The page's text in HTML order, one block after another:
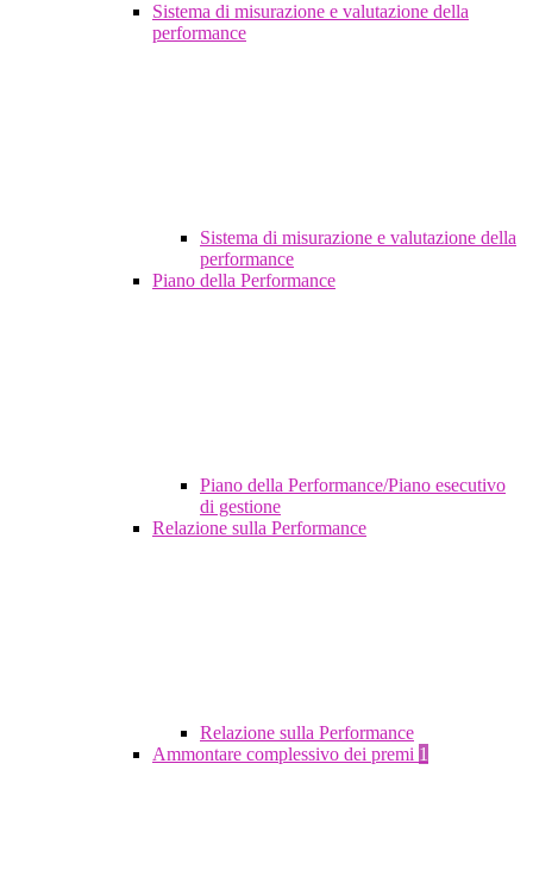
Sistema di misurazione e valutazione della
performance
Sistema di misurazione e valutazione della
performance
Piano della Performance
Piano della Performance/Piano esecutivo
di gestione
Relazione sulla Performance
Relazione sulla Performance
Ammontare complessivo dei premi 1